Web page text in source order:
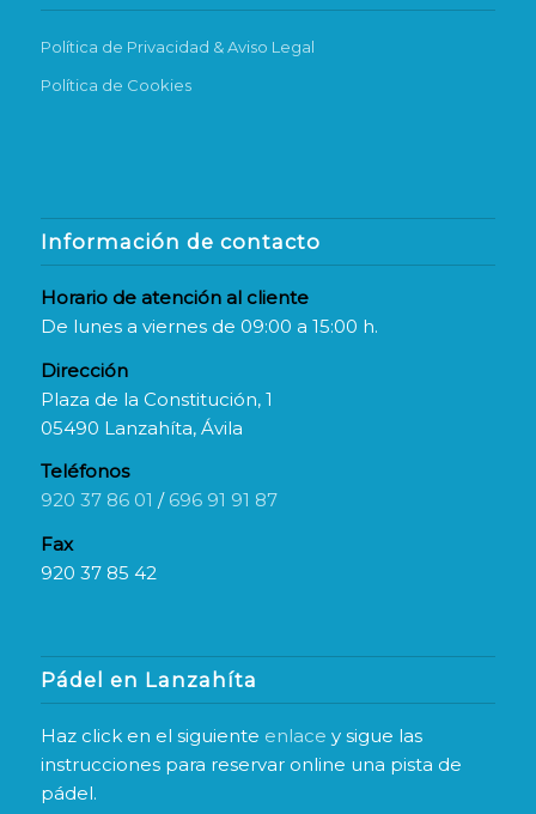
Política de Privacidad & Aviso Legal
Política de Cookies
Información de contacto
Horario de atención al cliente
De lunes a viernes de 09:00 a 15:00 h.
Dirección
Plaza de la Constitución, 1
05490 Lanzahíta, Ávila
Teléfonos
920 37 86 01 / 696 91 91 87
Fax
920 37 85 42
Pádel en Lanzahíta
Haz click en el siguiente enlace y sigue las
instrucciones para reservar online una pista de
pádel.